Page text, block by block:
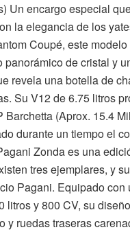
Un encargo especial
la elegancia de los
Coupé, este
panorámico de cristal y
revela una botella de
Su V12 de 6.75 litros
Barchetta (Aprox. 15.4
durante un tiempo el
Zonda es una
tres ejemplares, y
Pagani. Equipado con
litros y 800 CV, su
y ruedas traseras